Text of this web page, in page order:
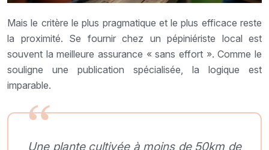
Mais le critère le plus pragmatique et le plus efficace reste
la proximité. Se fournir chez un pépiniériste local est
souvent la meilleure assurance « sans effort ». Comme le
souligne une publication spécialisée, la logique est
imparable.
Une plante cultivée à moins de 50km de